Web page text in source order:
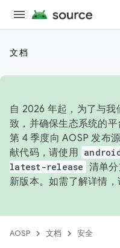
文档
自 2026 年起，为了与
致，并确保生态系统的
第 4 季度向 AOSP 发布
献代码，请使用
latest-release 清单
新版本。如需了解详情，
AOSP 文档 安全